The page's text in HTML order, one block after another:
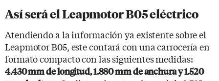
Así será el Leapmotor B05 eléctrico
Atendiendo a la información ya existente sobre el
Leapmotor B05, este contará con una carrocería en
formato compacto con las siguientes medidas:
4.430 mm de longitud, 1.880 mm de anchura y 1.520